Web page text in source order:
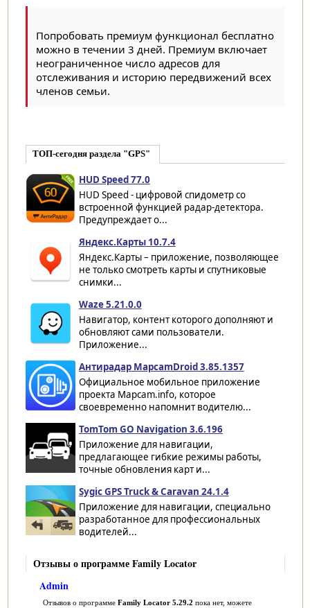
Попробовать премиум функционал бесплатно
можно в течении 3 дней. Премиум включает
неограниченное число адресов для
отслеживания и историю передвижений всех
членов семьи.
ТОП-сегодня раздела "GPS"
HUD Speed 77.0
HUD Speed - цифровой спидометр со
встроенной функцией радар-детектора.
Предупреждает о...
Яндекс.Карты 10.7.4
Яндекс.Карты – приложение, позволяющее
не только смотреть карты и спутниковые
снимки...
Waze 5.21.0.0
Навигатор, контент которого дополняют и
обновляют сами пользователи.
Приложение...
Антирадар MapcamDroid 3.85.1357
Официальное мобильное приложение
проекта Mapcam.info, которое
своевременно напомнит водителю...
TomTom GO Navigation 3.6.196
Приложение для навигации,
предлагающее гибкие режимы работы,
точные обновления карт и...
Sygic GPS Truck & Caravan 24.1.4
Приложение для навигации, специально
разработанное для профессиональных
водителей...
Отзывы о программе Family Locator
Admin
Отзывов о программе Family Locator 5.29.2 пока нет, можете